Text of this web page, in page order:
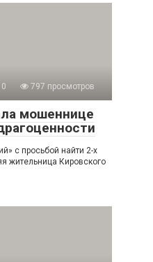
0 797 просмотров
мошеннице
с просьбой найти 2-х
жительница Кировского